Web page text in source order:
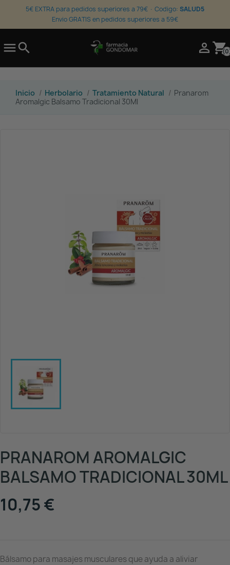
5€ EXTRA para pedidos superiores a 79€ · Codigo: SALUD5
Envio GRATIS en pedidos superiores a 59€
search  shopping_cart
Inicio Herbolario Tratamiento Natural
Pranarom
Aromalgic Balsamo Tradicional 30Ml
PRANAROM AROMALGIC
BALSAMO TRADICIONAL 30ML
10,75 €
Bálsamo para masajes musculares que ayuda a aliviar